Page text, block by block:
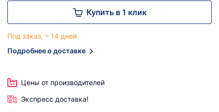
Купить в 1 клик
Под заказ, ≈ 14 дней
Подробнее о доставке
Цены от производителей
Экспресс доставка!